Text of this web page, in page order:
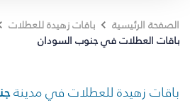
الصفحة الرئيسية باقات زهيدة للعطلات
باقات العطلات في جنوب السودان
باقات زهيدة للعطلات في مدينة